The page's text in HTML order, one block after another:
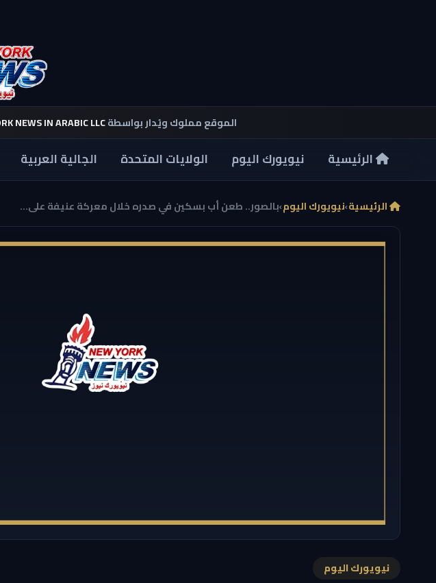
الموقع مملوك ويُدار بواسطةNEWS IN ARABIC LLC
الرئيسية نيويورك اليوم الولايات المتحدة الجالية العربية
الرئيسية›نيويورك اليوم›بالصور.. طعن أب بسكين في صدره خلال معركة عنيفة على...
نيويورك اليوم